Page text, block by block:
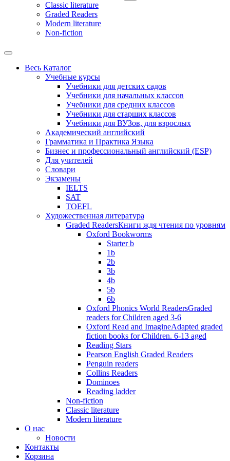
Classic literature
Graded Readers
Modern literature
Non-fiction
Весь Каталог
Учебные курсы
Учебники для детских садов
Учебники для начальных классов
Учебники для средних классов
Учебники для старших классов
Учебники для ВУЗов, для взрослых
Академический английский
Грамматика и Практика Языка
Бизнес и профессиональный английский (ESP)
Для учителей
Словари
Экзамены
IELTS
SAT
TOEFL
Художественная литература
Graded ReadersКниги ждя чтения по уровням
Oxford Bookworms
Starter b
1b
2b
3b
4b
5b
6b
Oxford Phonics World ReadersGraded
readers for Children aged 3-6
Oxford Read and ImagineAdapted graded
fiction books for Children. 6-13 aged
Reading Stars
Pearson English Graded Readers
Penguin readers
Collins Readers
Dominoes
Reading ladder
Non-fiction
Classic literature
Modern literature
О нас
Новости
Контакты
Корзина